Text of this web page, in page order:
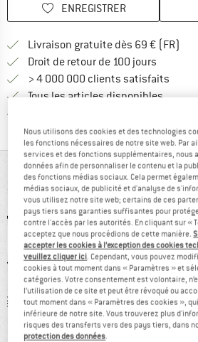
ENREGISTRER
Livraison gratuite dès 69 € (FR)
Droit de retour de 100 jours
> 4 000 000 clients satisfaits
Tous les articles disponibles
VUE
recommandé à
93 %
Nous utilisons des cookies et des technologies
les fonctions nécessaires de notre site web. Par
services et des fonctions supplémentaires, nous
données afin de personnaliser le contenu et la
des fonctions médias sociaux. Cela permet
médias sociaux, de publicité et d'analyse de
vous utilisez notre site web; certains de ces
pays tiers sans garanties suffisantes pour
contre l'accès par les autorités. En cliquant sur «
acceptez que nous procédions de cette manière.
accepter les cookies à l’exception des cookies
veuillez cliquer ici. Cependant, vous pouvez
cookies à tout moment dans « Paramètres » et
catégories. Votre consentement est volontaire,
l’utilisation de ce site et peut être révoqué ou
tout moment dans « Paramètres des cookies »,
inférieure de notre site. Vous trouverez plus
risques des transferts vers des pays tiers, dans
protection des données.